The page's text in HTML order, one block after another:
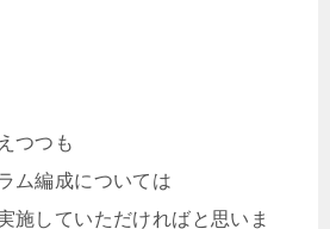
つつも
ム編成については
施していただければと思いま